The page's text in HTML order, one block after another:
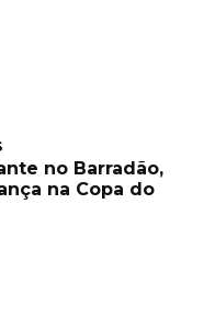
no Barradão,
na Copa do